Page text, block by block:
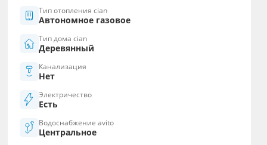
Тип отопления cian
Автономное газовое
Тип дома cian
Деревянный
Канализация
Нет
Электричество
Есть
Водоснабжение avito
Центральное